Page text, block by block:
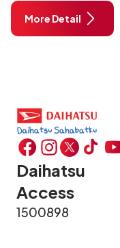
sebanyak 12.750 unit
13,6% dibandingkan
11.220 unit, dan tetap
More Detail
Daihatsu
Access
1500898